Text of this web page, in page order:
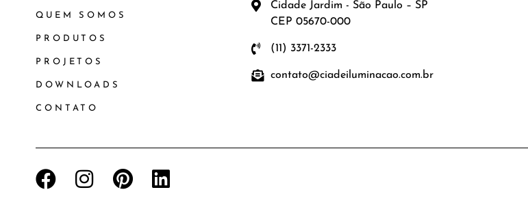
QUEM SOMOS
PRODUTOS
PROJETOS
DOWNLOADS
CONTATO
Cidade Jardim - São Paulo – SP
CEP 05670-000
(11) 3371-2333
contato@ciadeiluminacao.com.br